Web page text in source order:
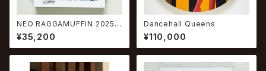
NEO RAGGAMUFFIN 2025 #
6
¥35,200
Dancehall Queens
¥110,000